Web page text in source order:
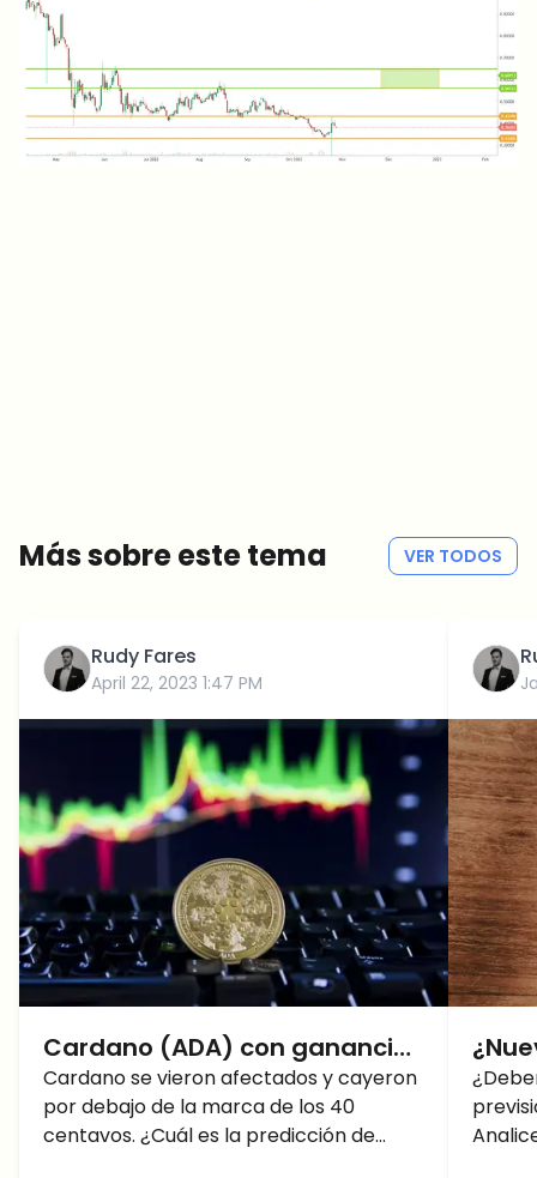
Más sobre este tema VER TODOS
Rudy Fares
April 22, 2023 1:47 PM
Cardano (ADA) con ganancias
masivas: ¿Predicción para la
próxima semana?
Cardano se vieron afectados y cayeron
por debajo de la marca de los 40
centavos. ¿Cuál es la predicción de
en